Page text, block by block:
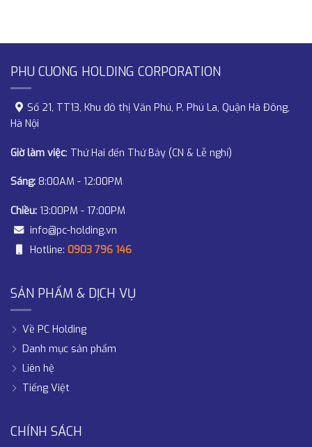
PHU CUONG HOLDING CORPORATION
Số 21, TT13, Khu đô thị Văn Phú, P. Phú La, Quận Hà Đông,
Hà Nội
Giờ làm việc: Thứ Hai đến Thứ Bảy (CN & Lễ nghỉ)
Sáng: 8:00AM - 12:00PM
Chiều: 13:00PM - 17:00PM
info@pc-holding.vn
Hotline: 0903 796 146
SẢN PHẨM & DỊCH VỤ
Về PC Holding
Danh mục sản phẩm
Liên hệ
Tiếng Việt
CHÍNH SÁCH